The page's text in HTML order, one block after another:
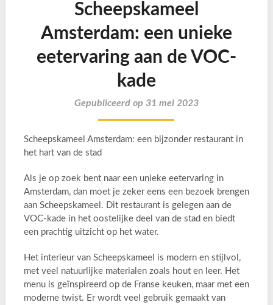
Scheepskameel
Amsterdam: een unieke
eetervaring aan de VOC-
kade
Gepubliceerd op 31 mei 2023
Scheepskameel Amsterdam: een bijzonder restaurant in
het hart van de stad
Als je op zoek bent naar een unieke eetervaring in
Amsterdam, dan moet je zeker eens een bezoek brengen
aan Scheepskameel. Dit restaurant is gelegen aan de
VOC-kade in het oostelijke deel van de stad en biedt
een prachtig uitzicht op het water.
Het interieur van Scheepskameel is modern en stijlvol,
met veel natuurlijke materialen zoals hout en leer. Het
menu is geïnspireerd op de Franse keuken, maar met een
moderne twist. Er wordt veel gebruik gemaakt van